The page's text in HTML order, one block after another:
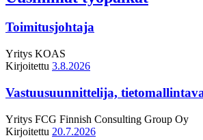
Toimitusjohtaja
Yritys KOAS
Kirjoitettu 3.8.2026
Vastuusuunnittelija,
Yritys FCG Finnish Consulting Group Oy
Kirjoitettu 20.7.2026